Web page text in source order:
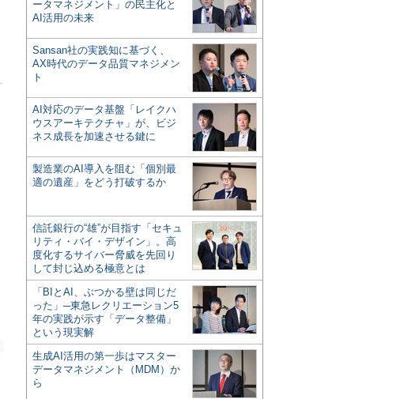
ータマネジメント」の民主化と
AI活用の未来
Sansan社の実践知に基づく、
AX時代のデータ品質マネジメン
ト
AI対応のデータ基盤「レイクハ
ウスアーキテクチャ」が、ビジ
ネス成長を加速させる鍵に
製造業のAI導入を阻む「個別最
適の遺産」をどう打破するか
信託銀行の“雄”が目指す「セキュ
リティ・バイ・デザイン」。高
度化するサイバー脅威を先回り
して封じ込める極意とは
「BIとAI、ぶつかる壁は同じだ
った」─東急レクリエーション5
年の実践が示す「データ整備」
という現実解
生成AI活用の第一歩はマスター
データマネジメント（MDM）か
ら